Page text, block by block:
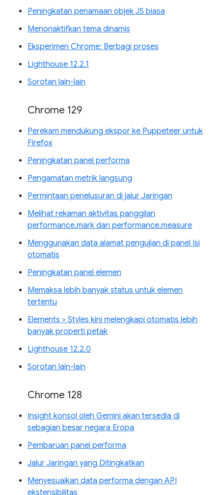
Peningkatan penamaan objek JS biasa
Menonaktifkan tema dinamis
Eksperimen Chrome: Berbagi proses
Lighthouse 12.2.1
Sorotan lain-lain
Chrome 129
Perekam mendukung ekspor ke Puppeteer untuk
Firefox
Peningkatan panel performa
Pengamatan metrik langsung
Permintaan penelusuran di jalur Jaringan
Melihat rekaman aktivitas panggilan
performance.mark dan performance.measure
Menggunakan data alamat pengujian di panel Isi
otomatis
Peningkatan panel elemen
Memaksa lebih banyak status untuk elemen
tertentu
Elements > Styles kini melengkapi otomatis lebih
banyak properti petak
Lighthouse 12.2.0
Sorotan lain-lain
Chrome 128
Insight konsol oleh Gemini akan tersedia di
sebagian besar negara Eropa
Pembaruan panel performa
Jalur Jaringan yang Ditingkatkan
Menyesuaikan data performa dengan API
ekstensibilitas